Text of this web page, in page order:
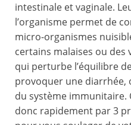
intestinale et vaginale.
l’organisme permet de
micro-organismes
certains malaises ou des
qui perturbe l’équilibre
provoquer une diarrhée,
du système immunitaire.
donc rapidement par 3